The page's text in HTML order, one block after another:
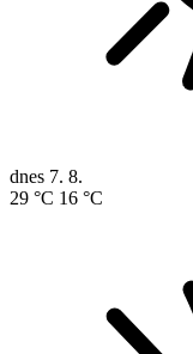
dnes 7. 8.
29 °C 16 °C